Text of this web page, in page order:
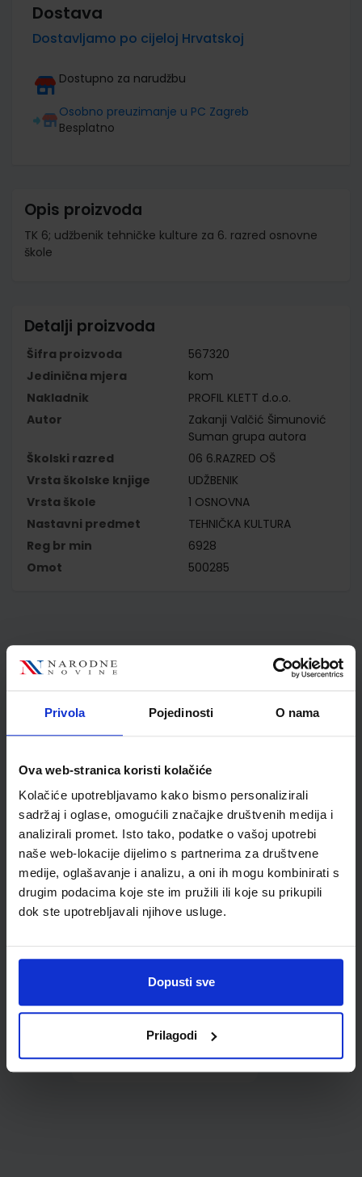
Privola Pojedinosti O nama
Ova web-stranica koristi kolačiće
Kolačiće upotrebljavamo kako bismo personalizirali
sadržaj i oglase, omogućili značajke društvenih medija i
analizirali promet. Isto tako, podatke o vašoj upotrebi
naše web-lokacije dijelimo s partnerima za društvene
medije, oglašavanje i analizu, a oni ih mogu kombinirati s
drugim podacima koje ste im pružili ili koje su prikupili
dok ste upotrebljavali njihove usluge.
Dopusti sve
Prilagodi
Dostava
Dostavljamo po cijeloj Hrvatskoj
Dostupno za narudžbu
Osobno preuzimanje u PC Zagreb
Besplatno
Opis proizvoda
TK 6; udžbenik tehničke kulture za 6. razred osnovne
škole
Detalji proizvoda
Šifra proizvoda
567320
Jedinična mjera
kom
Nakladnik
PROFIL KLETT d.o.o.
Autor
Zakanji Valčić Šimunović
Suman grupa autora
Školski razred
06 6.RAZRED OŠ
Vrsta školske knjige
UDŽBENIK
Vrsta škole
1 OSNOVNA
Nastavni predmet
TEHNIČKA KULTURA
Reg br min
6928
Omot
500285
Kupci najčešće biraju..
udžbenike; dimenzije
452x282; tip 285
0,85 €